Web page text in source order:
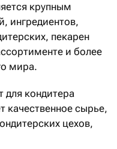
крупным
ингредиентов,
пекарен
и более
мира.
для кондитера
качественное сырье,
цехов,